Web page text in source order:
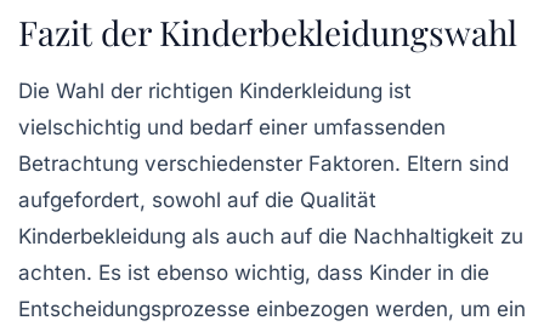
Fazit der Kinderbekleidungswahl
Die Wahl der richtigen Kinderkleidung ist
vielschichtig und bedarf einer umfassenden
Betrachtung verschiedenster Faktoren. Eltern sind
aufgefordert, sowohl auf die Qualität
Kinderbekleidung als auch auf die Nachhaltigkeit zu
achten. Es ist ebenso wichtig, dass Kinder in die
Entscheidungsprozesse einbezogen werden, um ein